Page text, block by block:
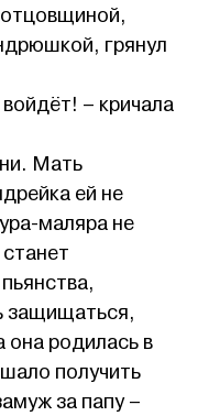
грянул
– кричала
Мать
ей не
маляра не
защищаться,
она родилась в
получить
за папу –